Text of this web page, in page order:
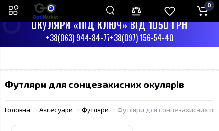
ПН-СБ З 9:00 ДО 17:00
НД - ВИХІДНИЙ
ОКУЛЯРИ «ПІД КЛЮЧ» ВІД 1050 ГРН
+38(063) 944-84-77+38(097) 156-54-40
0
Футляри для сонцезахисних окулярів
Головна Аксесуари Футляри Футляри для сонцезахисних